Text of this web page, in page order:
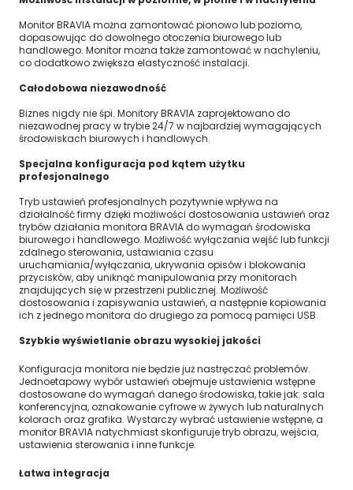
Monitor BRAVIA można zamontować pionowo lub poziomo,
dopasowując do dowolnego otoczenia biurowego lub
handlowego. Monitor można także zamontować w nachyleniu,
co dodatkowo zwiększa elastyczność instalacji.
Całodobowa niezawodność
Biznes nigdy nie śpi. Monitory BRAVIA zaprojektowano do
niezawodnej pracy w trybie 24/7 w najbardziej wymagających
środowiskach biurowych i handlowych.
Specjalna konfiguracja pod kątem użytku
profesjonalnego
Tryb ustawień profesjonalnych pozytywnie wpływa na
działalność firmy dzięki możliwości dostosowania ustawień oraz
trybów działania monitora BRAVIA do wymagań środowiska
biurowego i handlowego. Możliwość wyłączania wejść lub funkcji
zdalnego sterowania, ustawiania czasu
uruchamiania/wyłączania, ukrywania opisów i blokowania
przycisków, aby uniknąć manipulowania przy monitorach
znajdujących się w przestrzeni publicznej. Możliwość
dostosowania i zapisywania ustawień, a następnie kopiowania
ich z jednego monitora do drugiego za pomocą pamięci USB.
Szybkie wyświetlanie obrazu wysokiej jakości
Konfiguracja monitora nie będzie już nastręczać problemów.
Jednoetapowy wybór ustawień obejmuje ustawienia wstępne
dostosowane do wymagań danego środowiska, takie jak: sala
konferencyjna, oznakowanie cyfrowe w żywych lub naturalnych
kolorach oraz grafika. Wystarczy wybrać ustawienie wstępne, a
monitor BRAVIA natychmiast skonfiguruje tryb obrazu, wejścia,
ustawienia sterowania i inne funkcje.
Łatwa integracja